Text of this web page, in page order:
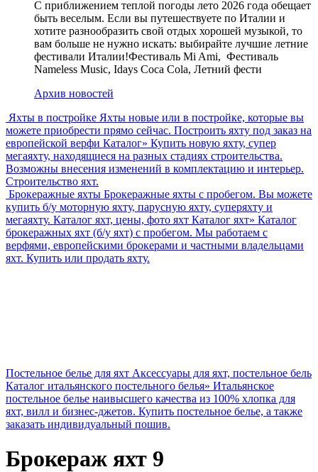
С приближением теплой погоды лето 2026 года обещает
быть веселым. Если вы путешествуете по Италии и
хотите разнообразить свой отдых хорошей музыкой, то
вам больше не нужно искать: выбирайте лучшие летние
фестивали Италии!Фестиваль Mi Ami, Фестиваль
Nameless Music, Idays Coca Cola, Летний фести
Архив новостей
Яхты в постройке Яхты новые или в постройке, которые вы
можете приобрести прямо сейчас. Построить яхту под заказ на
европейской верфи Каталог» Купить новую яхту, супер
мегаяхту, находящиеся на разных стадиях строительства.
Возможны внесения изменений в комплектацию и интерьер.
Строительство яхт.
Брокеражные яхты Брокеражные яхты с пробегом. Вы можете
купить б/у моторную яхту, парусную яхту, суперяхту и
мегаяхту. Каталог яхт, цены, фото яхт Каталог яхт» Каталог
брокеражных яхт (б/у яхт) с пробегом. Мы работаем с
верфями, европейскими брокерами и частными владельцами
яхт. Купить или продать яхту.
Постельное белье для яхт Аксессуары для яхт, постельное бель
Каталог итальянского постельного белья» Итальянское
постельное белье наивысшего качества из 100% хлопка для
яхт, вилл и бизнес-джетов. Купить постельное белье, а также
заказать индивидуальный пошив.
Брокераж яхт 9